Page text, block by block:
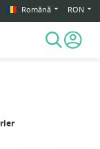
Română RON